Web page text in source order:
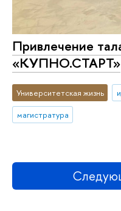
Привлечение
«КУПНО.СТАРТ»
Университетская жизнь
магистратура